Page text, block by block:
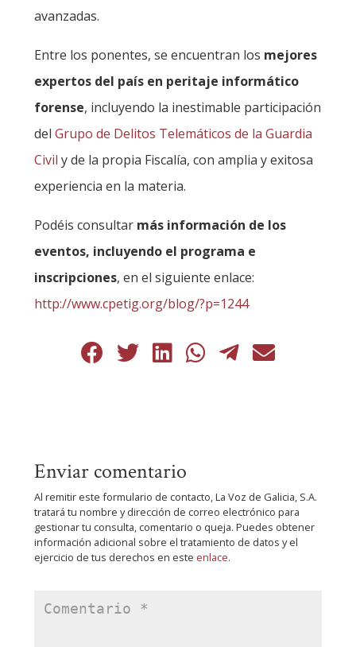
avanzadas.
Entre los ponentes, se encuentran los mejores
expertos del país en peritaje informático
forense, incluyendo la inestimable participación
del Grupo de Delitos Telemáticos de la Guardia
Civil y de la propia Fiscalía, con amplia y exitosa
experiencia en la materia.
Podéis consultar más información de los
eventos, incluyendo el programa e
inscripciones, en el siguiente enlace:
http://www.cpetig.org/blog/?p=1244
Enviar comentario
Al remitir este formulario de contacto, La Voz de Galicia, S.A.
tratará tu nombre y dirección de correo electrónico para
gestionar tu consulta, comentario o queja. Puedes obtener
información adicional sobre el tratamiento de datos y el
ejercicio de tus derechos en este enlace.